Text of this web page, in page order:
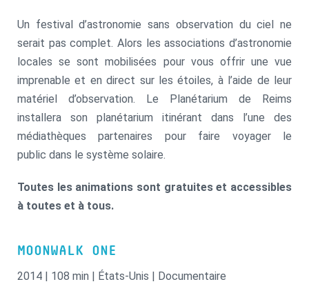
Un festival d’astronomie sans observation du ciel ne
serait pas complet. Alors les associations d’astronomie
locales se sont mobilisées pour vous offrir une vue
imprenable et en direct sur les étoiles, à l’aide de leur
matériel d’observation. Le Planétarium de Reims
installera son planétarium itinérant dans l’une des
médiathèques partenaires pour faire voyager le
public dans le système solaire.
Toutes les animations sont gratuites et accessibles
à toutes et à tous.
MOONWALK ONE
2014 | 108 min | États-Unis | Documentaire